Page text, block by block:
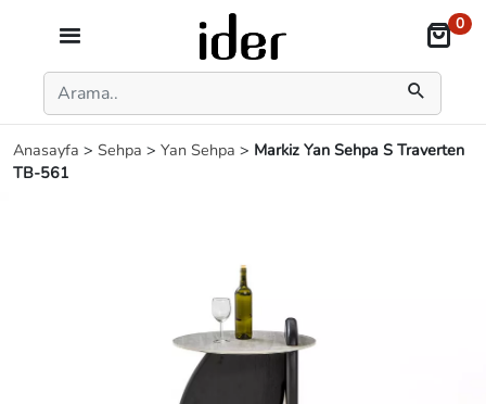
0
Anasayfa > Sehpa > Yan Sehpa > Markiz Yan Sehpa S Traverten
TB-561